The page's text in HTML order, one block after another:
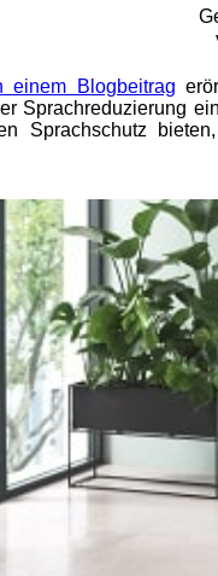
einem Blogbeitrag
Sprachreduzierung
Sprachschutz